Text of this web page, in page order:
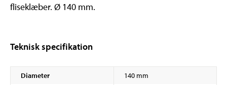
fliseklæber. Ø 140 mm.
Teknisk specifikation
Diameter
140 mm